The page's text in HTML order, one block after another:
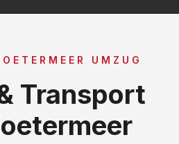
UMZUG
Transport